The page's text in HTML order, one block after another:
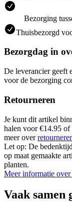
Bezorging
Thuisbezorgd
Bezorgdag in
De leverancier geeft
voor de bezorging
Retourneren
Je kunt dit artikel
halen voor €14.95 of
meer over
Let op: De
op maat gemaakte
planten.
Meer informatie
Vaak samen